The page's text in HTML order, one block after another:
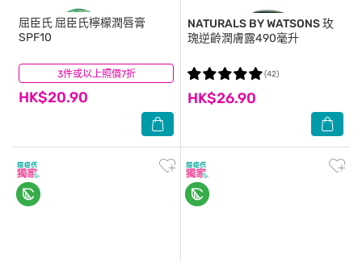
3件或以上照價7折
屈臣氏 屈臣氏檸檬潤唇膏
SPF10
HK$20.90
(18)
NATURALS BY WATSONS玫
瑰逆齡潤膚露490毫升
HK$26.90
(42)